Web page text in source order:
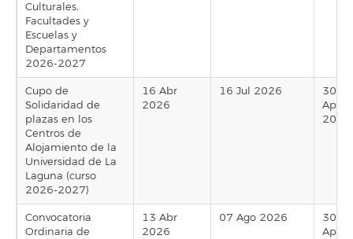
Culturales,
Facultades y
Escuelas y
Departamentos
2026-2027
Cupo de
Solidaridad de
plazas en los
Centros de
Alojamiento de la
Universidad de La
Laguna (curso
2026-2027)
16 Abr
2026
16 Jul 2026
30
Apr
2026
Convocatoria
Ordinaria de
13 Abr
2026
07 Ago 2026
30
Apr